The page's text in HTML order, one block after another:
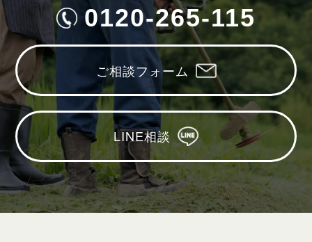
0120-265-115
ご相談フォーム
LINE相談